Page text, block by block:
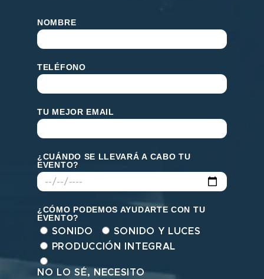
NOMBRE
TELÉFONO
TU MEJOR EMAIL
¿CUÁNDO SE LLEVARÁ A CABO TU
EVENTO?
¿CÓMO PODEMOS AYUDARTE CON TU
EVENTO?
SONIDO
SONIDO Y LUCES
PRODUCCIÓN INTEGRAL
NO LO SÉ, NECESITO